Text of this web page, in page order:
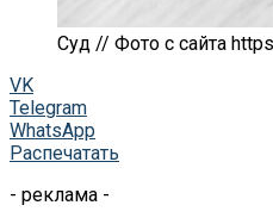
Суд // Фото с сайта
VK
Telegram
WhatsApp
Распечатать
- реклама -